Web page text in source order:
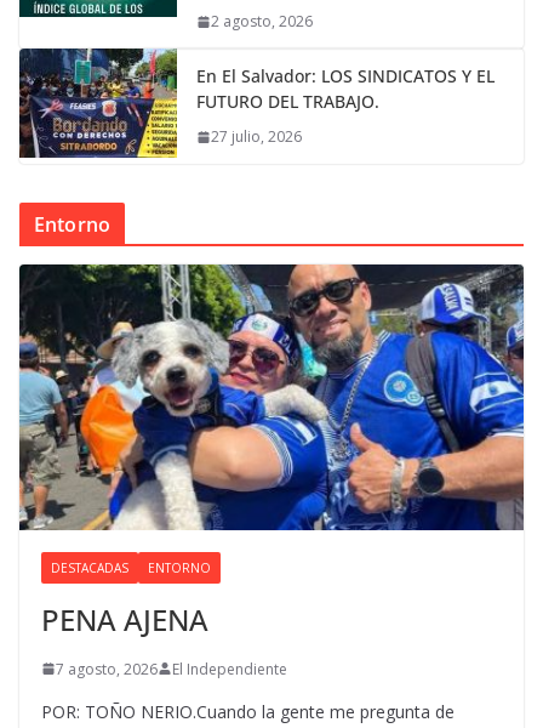
2 agosto, 2026
En El Salvador: LOS SINDICATOS Y EL
FUTURO DEL TRABAJO.
27 julio, 2026
Entorno
DESTACADAS ENTORNO
PENA AJENA
7 agosto, 2026 El Independiente
POR: TOÑO NERIO.Cuando la gente me pregunta de